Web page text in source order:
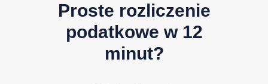
Proste rozliczenie
podatkowe w 12
minut?